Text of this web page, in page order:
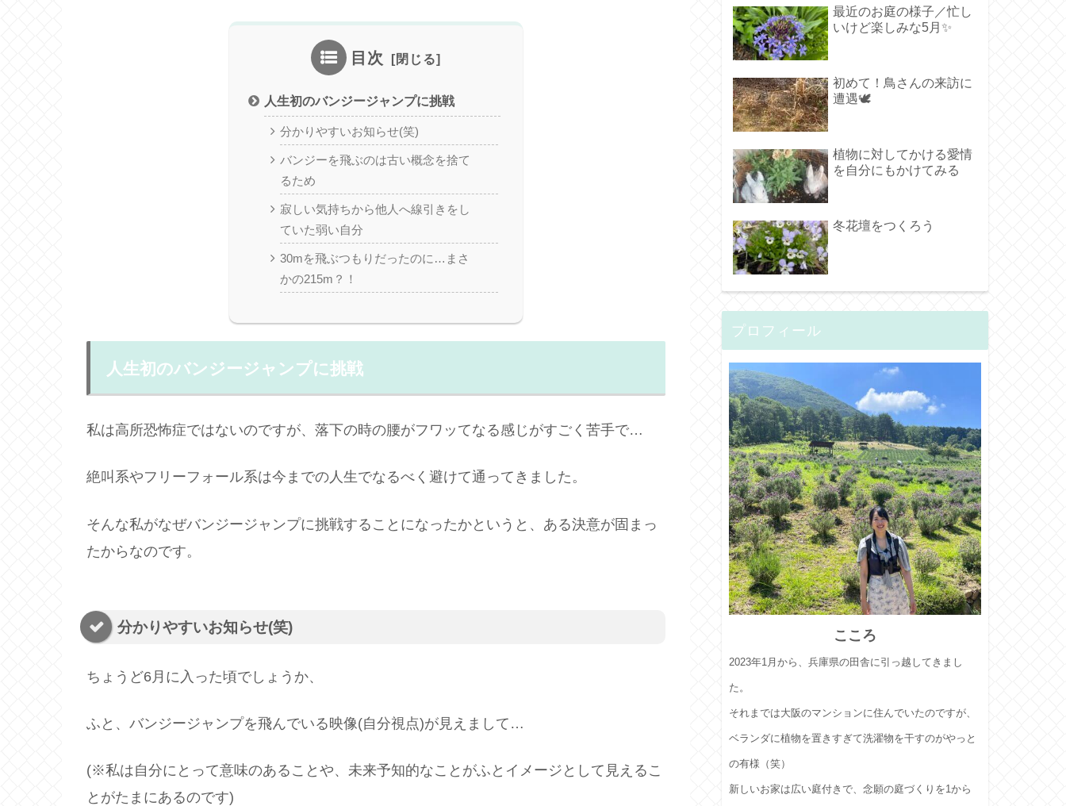
目次
人生初のバンジージャンプに挑戦
分かりやすいお知らせ(笑)
バンジーを飛ぶのは古い概念を捨て
るため
寂しい気持ちから他人へ線引きをし
ていた弱い自分
30mを飛ぶつもりだったのに…まさ
かの215m？！
人生初のバンジージャンプに挑戦
私は高所恐怖症ではないのですが、落下の時の腰がフワッてなる感じがすごく苦手で…
絶叫系やフリーフォール系は今までの人生でなるべく避けて通ってきました。
そんな私がなぜバンジージャンプに挑戦することになったかというと、ある決意が固まっ
たからなのです。
分かりやすいお知らせ(笑)
ちょうど6月に入った頃でしょうか、
ふと、バンジージャンプを飛んでいる映像(自分視点)が見えまして…
(※私は自分にとって意味のあることや、未来予知的なことがふとイメージとして見えるこ
とがたまにあるのです)
最近のお庭の様子／忙し
いけど楽しみな5月✨
初めて！鳥さんの来訪に
遭遇🕊️
植物に対してかける愛情
を自分にもかけてみる
冬花壇をつくろう
プロフィール
こころ
2023年1月から、兵庫県の田舎に引っ越してきまし
た。
それまでは大阪のマンションに住んでいたのですが、
ベランダに植物を置きすぎて洗濯物を干すのがやっと
の有様（笑）
新しいお家は広い庭付きで、念願の庭づくりを1から